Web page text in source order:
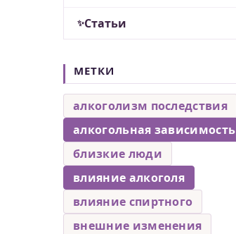
Статьи
МЕТКИ
алкоголизм последствия
алкогольная зависимость
близкие люди
влияние алкоголя
влияние спиртного
внешние изменения